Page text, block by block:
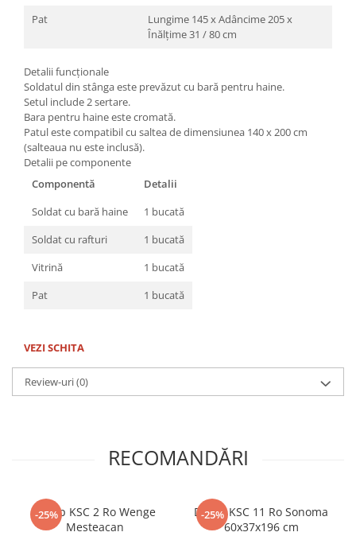
Pat
Lungime 145 x Adâncime 205 x
Înălțime 31 / 80 cm
Detalii funcționale
Soldatul din stânga este prevăzut cu bară pentru haine.
Setul include 2 sertare.
Bara pentru haine este cromată.
Patul este compatibil cu saltea de dimensiunea 140 x 200 cm
(salteaua nu este inclusă).
Detalii pe componente
Componentă
Detalii
Soldat cu bară haine
1 bucată
Soldat cu rafturi
1 bucată
Vitrină
1 bucată
Pat
1 bucată
VEZI SCHITA
Review-uri(0)
RECOMANDĂRI
-25%
Dulap KSC 2 Ro Wenge
Mesteacan
-25%
Dulap KSC 11 Ro Sonoma
60x37x196 cm